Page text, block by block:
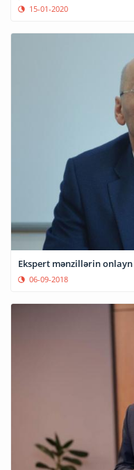
15-01-2020
Ekspert mənzillərin onlayn
06-09-2018